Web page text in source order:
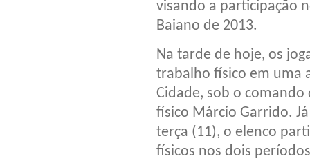
visando a participação
Baiano de 2013.
Na tarde de hoje, os
trabalho físico em uma
Cidade, sob o
físico Márcio Garrido.
terça (11), o elenco
físicos nos dois